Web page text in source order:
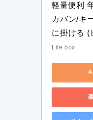
軽量便利
カバン/キ
に掛ける (
Life box